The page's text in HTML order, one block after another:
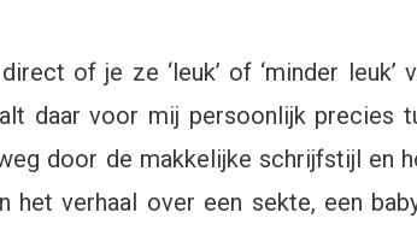
of je ze ‘leuk’ of ‘minder leuk’
daar voor mij persoonlijk precies
door de makkelijke schrijfstijl en
het verhaal over een sekte, een